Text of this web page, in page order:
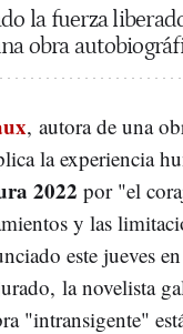
la fuerza
obra
, autora de una
la experiencia
2022 por "el
y las
este jueves
la novelista
"intransigente"